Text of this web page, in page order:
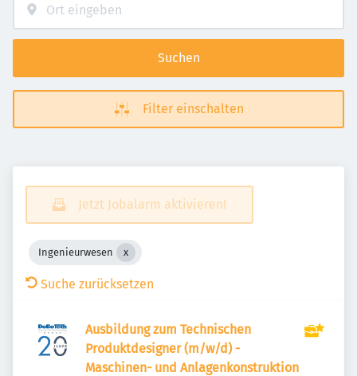
Suchen
Filter einschalten
Jetzt Jobalarm aktivieren!
Ingenieurwesen
Suche zurücksetzen
Ausbildung zum Technischen
Produktdesigner (m/w/d) -
Maschinen- und Anlagenkonstruktion